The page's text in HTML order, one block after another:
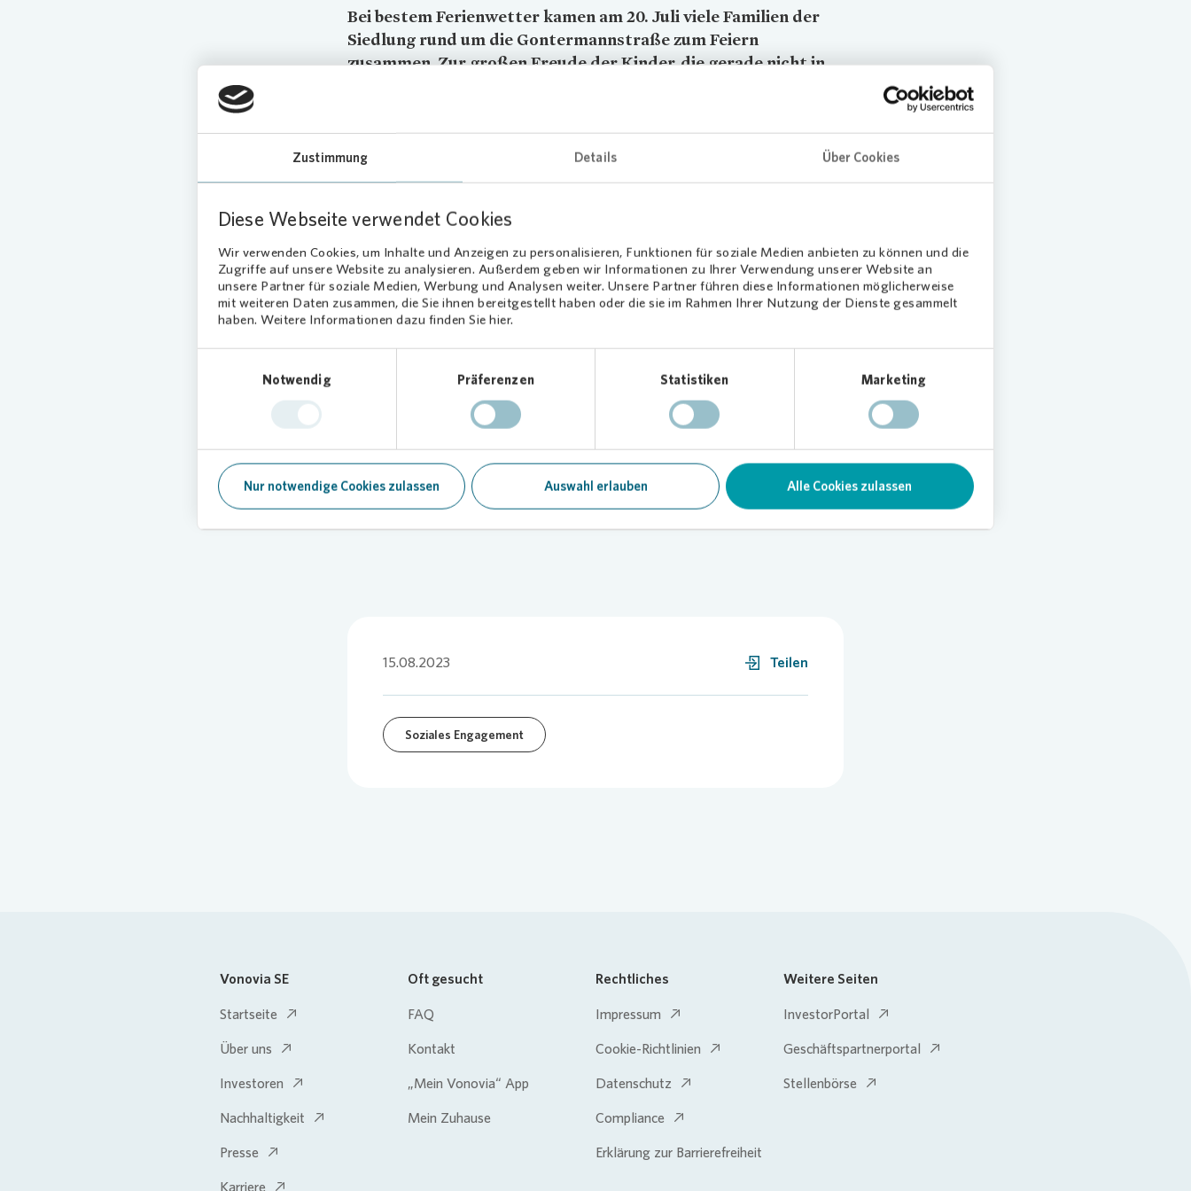
Zustimmung Details Über Cookies
Diese Webseite verwendet Cookies
Wir verwenden Cookies, um Inhalte und Anzeigen zu personalisieren, Funktionen für soziale Medien anbieten zu können und die
Zugriffe auf unsere Website zu analysieren. Außerdem geben wir Informationen zu Ihrer Verwendung unserer Website an
unsere Partner für soziale Medien, Werbung und Analysen weiter. Unsere Partner führen diese Informationen möglicherweise
mit weiteren Daten zusammen, die Sie ihnen bereitgestellt haben oder die sie im Rahmen Ihrer Nutzung der Dienste gesammelt
haben. Weitere Informationen dazu finden Sie hier.
Notwendig
Präferenzen Statistiken Marketing
Nur notwendige Cookies zulassen Auswahl erlauben Alle Cookies zulassen
Bei bestem Ferienwetter kamen am 20. Juli viele Familien der
Siedlung rund um die Gontermannstraße zum Feiern
zusammen. Zur großen Freude der Kinder, die gerade nicht in
Hier konnten sich die Kleinen so richtig austoben und die
Erwachsenen Zeit miteinander verbringen.
eine Hüpfburg. Auch fanden kleine Wettbewerbe statt, bei denen sich die Kinder über
viele Preisen freuen konnten. Beim Tanzen durften dann schließlich auch die
Erwachsenen feiern.
„Anlässe wie dieser sind wichtig, um den Zusammenhalt in der Nachbarschaft zu
stärken. Dabei sind alle willkommen! Wir freuen uns, dass wir mit dem Kinderfest die
Bewohnerinnen und Bewohner zu einem gemeinsamen Nachmittag
setzt sich für die Förderung einer guten Nachbarschaft ein. Neben eigenen
Aktionen im Kiez unterstützt das Unternehmen eine Vielzahl an gemeinnützigen
Projekten zur Unterstützung eines guten Miteinanders.
15.08.2023 Teilen
Soziales Engagement
Vonovia SE
Startseite
Über uns
Investoren
Nachhaltigkeit
Presse
Karriere
Oft gesucht
FAQ
Kontakt
„Mein Vonovia“ App
Mein Zuhause
Rechtliches
Impressum
Cookie-Richtlinien
Datenschutz
Compliance
Erklärung zur Barrierefreiheit
Weitere Seiten
InvestorPortal
Geschäftspartnerportal
Stellenbörse